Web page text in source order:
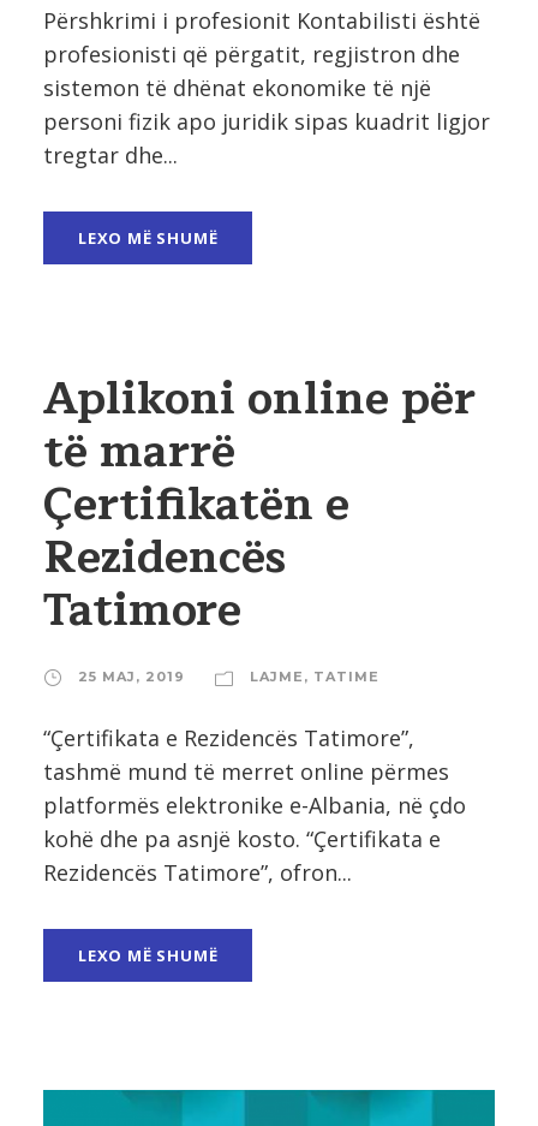
Përshkrimi i profesionit Kontabilisti është
profesionisti që përgatit, regjistron dhe
sistemon të dhënat ekonomike të një
personi fizik apo juridik sipas kuadrit ligjor
tregtar dhe...
LEXO MË SHUMË
Aplikoni online për
të marrë
Çertifikatën e
Rezidencës
Tatimore
25 MAJ, 2019 LAJME , TATIME
“Çertifikata e Rezidencës Tatimore”,
tashmë mund të merret online përmes
platformës elektronike e-Albania, në çdo
kohë dhe pa asnjë kosto. “Çertifikata e
Rezidencës Tatimore”, ofron...
LEXO MË SHUMË